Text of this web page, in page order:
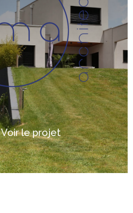
Voir le projet